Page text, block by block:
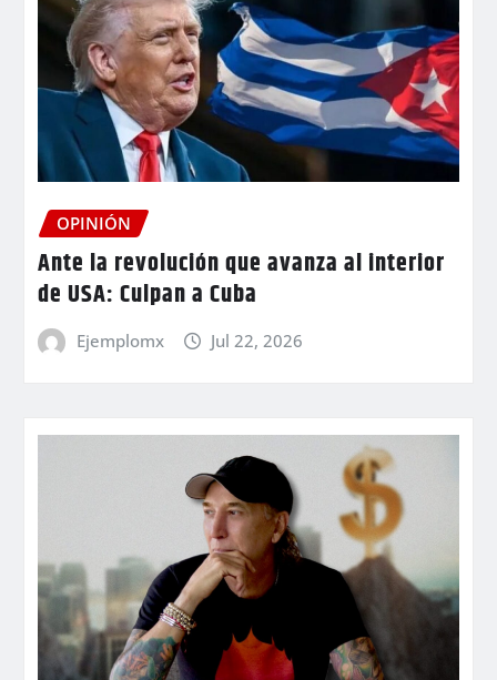
OPINIÓN
Ante la revolución que avanza al interior
de USA: Culpan a Cuba
Ejemplomx Jul 22, 2026